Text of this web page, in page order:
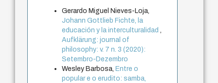
Gerardo Miguel Nieves-Loja,
Johann Gottlieb Fichte, la
educación y la interculturalidad,
Aufklärung: journal of
philosophy: v. 7 n. 3 (2020):
Setembro-Dezembro
Wesley Barbosa, Entre o
popular e o erudito: samba,